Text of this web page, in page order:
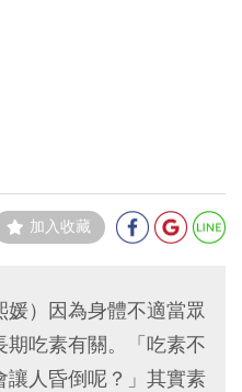
加入收藏
媛）因為身體不適當眾
吃素有關。「吃素不
讓人昏倒呢？」其實素